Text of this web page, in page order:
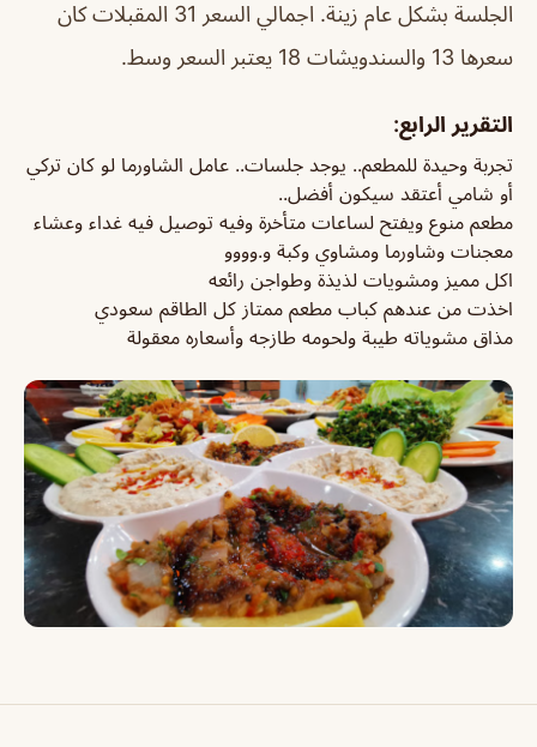
الجلسة بشكل عام زينة. اجمالي السعر 31 المقبلات كان
سعرها 13 والسندويشات 18 يعتبر السعر وسط.
التقرير الرابع:
تجربة وحيدة للمطعم.. يوجد جلسات.. عامل الشاورما لو كان تركي
أو شامي أعتقد سيكون أفضل..
مطعم منوع ويفتح لساعات متأخرة وفيه توصيل فيه غداء وعشاء
معجنات وشاورما ومشاوي وكبة و.وووو
اكل مميز ومشويات لذيذة وطواجن رائعه
اخذت من عندهم كباب مطعم ممتاز كل الطاقم سعودي
مذاق مشوياته طيبة ولحومه طازجه وأسعاره معقولة